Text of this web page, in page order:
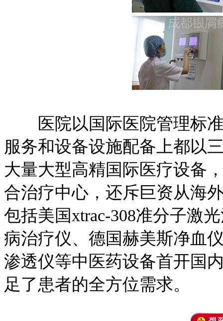
医院以国际医院管理标准
服务和设备设施配备上都以
大量大型高精国际医疗设备
合治疗中心，还斥巨资从海
包括美国xtrac-308准分子激
病治疗仪、德国赫美斯净血
渗透仪等中医药设备首开国
足了患者的全方位需求。